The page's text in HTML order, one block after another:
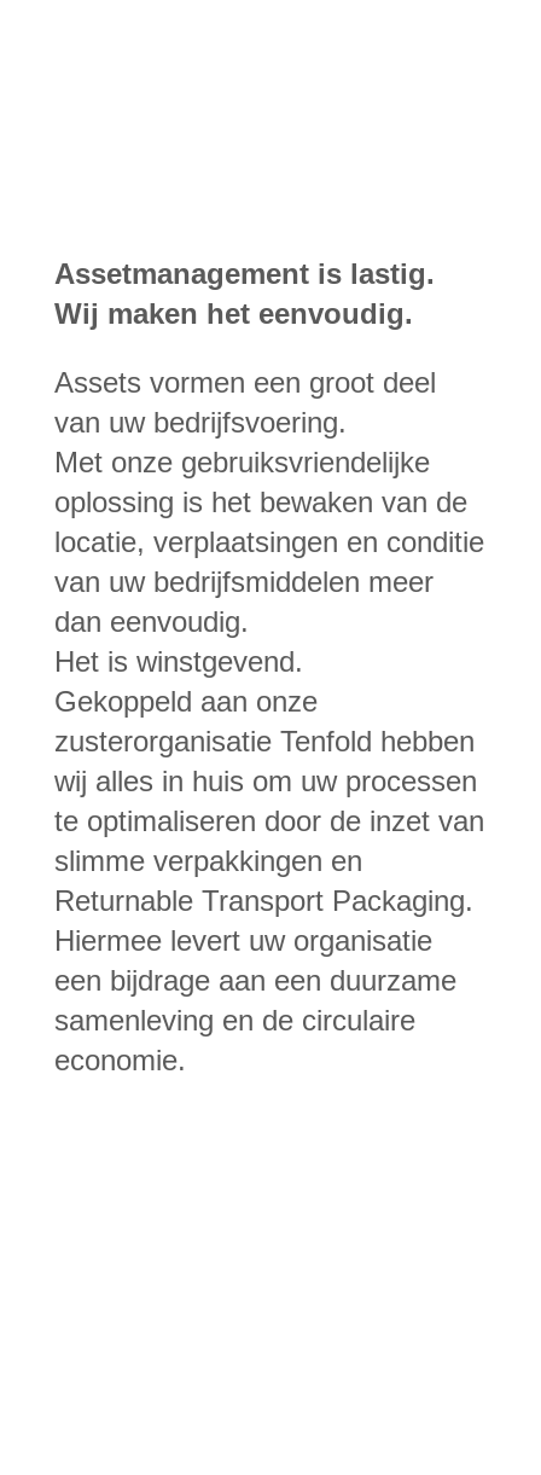
Assetmanagement is lastig.
Wij maken het eenvoudig.
Assets vormen een groot deel
van uw bedrijfsvoering.
Met onze gebruiksvriendelijke
oplossing is het bewaken van de
locatie, verplaatsingen en conditie
van uw bedrijfsmiddelen meer
dan eenvoudig.
Het is winstgevend.
Gekoppeld aan onze
zusterorganisatie Tenfold hebben
wij alles in huis om uw processen
te optimaliseren door de inzet van
slimme verpakkingen en
Returnable Transport Packaging.
Hiermee levert uw organisatie
een bijdrage aan een duurzame
samenleving en de circulaire
economie.